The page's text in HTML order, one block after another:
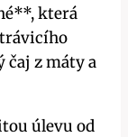
‌která
čaj z máty a
úlevu od